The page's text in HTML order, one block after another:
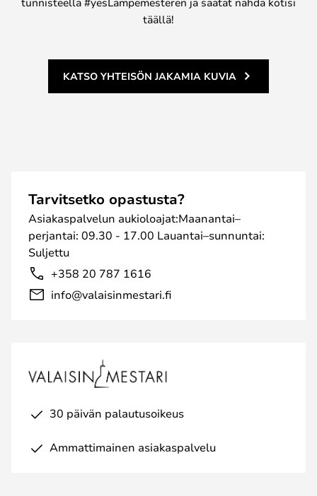
täällä!
KATSO YHTEISÖN JAKAMIA KUVIA
Tarvitsetko opastusta?
Asiakaspalvelun aukioloajat:Maanantai–
perjantai: 09.30 - 17.00 Lauantai–sunnuntai:
Suljettu
+358 20 787 1616
info@valaisinmestari.fi
30 päivän palautusoikeus
Ammattimainen asiakaspalvelu